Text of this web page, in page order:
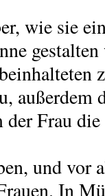
wie sie
außerdem
der Frau
und vor
In